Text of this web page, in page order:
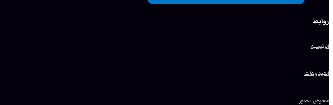
روابط
الرئيسية
الفيدوهات
معرض الصور